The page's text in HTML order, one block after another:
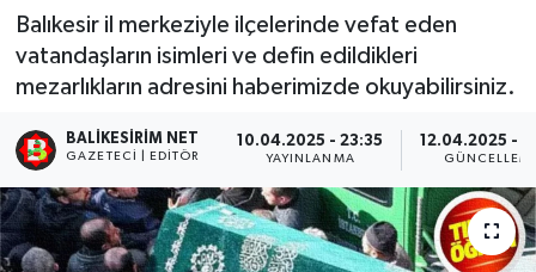
Balıkesir il merkeziyle ilçelerinde vefat eden
vatandaşların isimleri ve defin edildikleri
mezarlıkların adresini haberimizde okuyabilirsiniz.
BALIKESIRIM NET
GAZETECI | EDITÖR
10.04.2025 - 23:35
YAYINLANMA
12.04.2025 -